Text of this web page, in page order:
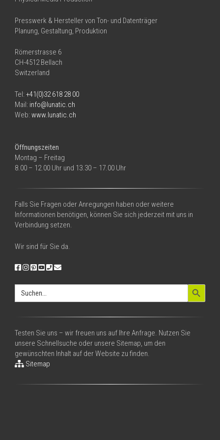
Presswerk & Hersteller von Ton- und Datenträger
Planung, Gestaltung, Produktion
Römerstrasse 6
CH-4512 Bellach
Switzerland
Tel: +41(0)32 618 28 00
Mail: info@lunatic.ch
Web: www.lunatic.ch
Öffnungszeiten
Montag – Freitag
8.00 – 12.00 Uhr und 13.30 – 17.00 Uhr
Falls Sie Fragen oder Anregungen haben oder weitere
Informationen benötigen, können Sie sich jederzeit mit uns in
Verbindung setzen.
Wir sind für Sie da.
Search
for:
Search Button
Testen Sie uns – wir freuen uns auf Ihre Anfrage. Nutzen Sie
unsere Schnellsuche oder unsere Sitemap, um den
gewünschten Inhalt auf der Website zu finden.
Sitemap